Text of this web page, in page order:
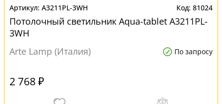
A3211PL-3WH 81024
Потолочный светильник Aqua-tablet A3211PL-
3WH
Arte Lamp (Италия)
По запросу
2 768 ₽